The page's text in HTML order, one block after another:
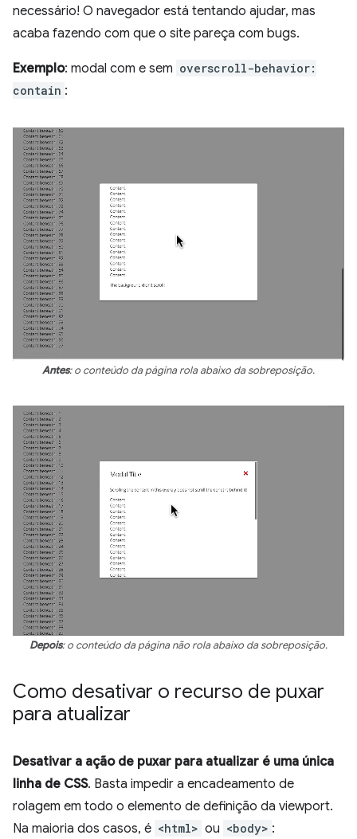
necessário! O navegador está tentando ajudar, mas
acaba fazendo com que o site pareça com bugs.
Exemplo: modal com e sem overscroll-behavior:
contain :
Antes: o conteúdo da página rola abaixo da sobreposição.
Depois: o conteúdo da página não rola abaixo da sobreposição.
Como desativar o recurso de puxar
para atualizar
Desativar a ação de puxar para atualizar é uma única
linha de CSS. Basta impedir a encadeamento de
rolagem em todo o elemento de definição da viewport.
Na maioria dos casos, é <html> ou <body> :